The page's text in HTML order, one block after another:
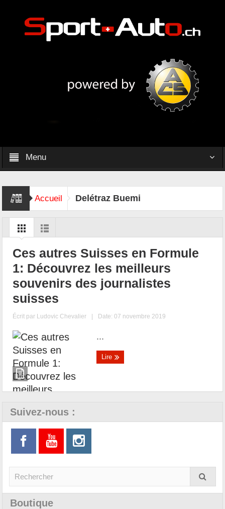
Menu
Accueil Delétraz Buemi
Ces autres Suisses en Formule
1: Découvrez les meilleurs
souvenirs des journalistes
suisses
Écrit par Ludovic Chevalier | Date: 07 novembre 2019
...
Lire
Suivez-nous :
Boutique